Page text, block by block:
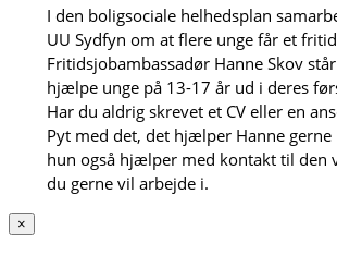
I den boligsociale helhedsplan
UU Sydfyn om at flere unge får et
Fritidsjobambassadør Hanne Skov
hjælpe unge på 13-17 år ud i deres
Har du aldrig skrevet et CV eller en
Pyt med det, det hjælper Hanne gerne
hun også hjælper med kontakt til den
du gerne vil arbejde i.
×